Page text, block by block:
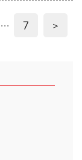
7 ＞